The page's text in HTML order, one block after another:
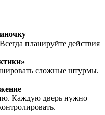
планируйте действия
сложные штурмы.
Каждую дверь нужно